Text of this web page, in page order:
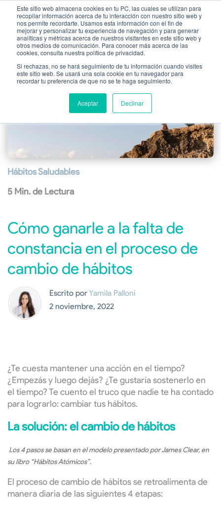
Este sitio web almacena cookies en tu PC, las cuales se utilizan para
recopilar información acerca de tu interacción con nuestro sitio web y
nos permite recordarte. Usamos esta información con el fin de
mejorar y personalizar tu experiencia de navegación y para generar
analíticas y métricas acerca de nuestros visitantes en este sitio web y
otros medios de comunicación. Para conocer más acerca de las
cookies, consulta nuestra política de privacidad.
Si rechazas, no se hará seguimiento de tu información cuando visites
este sitio web. Se usará una sola cookie en tu navegador para
recordar tu preferencia de que no se te haga seguimiento.
Aceptar Declinar
Hábitos Saludables
5 Min. de Lectura
Cómo ganarle a la falta de
constancia en el proceso de
cambio de hábitos
Escrito porYamila Palloni
2 noviembre, 2022
¿Te cuesta mantener una acción en el tiempo?
¿Empezás y luego dejás? ¿Te gustaría sostenerlo en
el tiempo? Te cuento el truco que nadie te ha contado
para lograrlo: cambiar tus hábitos.
La solución: el cambio de hábitos
Los 4 pasos se basan en el modelo presentado por James Clear, en
su libro “Hábitos Atómicos”.
El proceso de cambio de hábitos se retroalimenta de
manera diaria de las siguientes 4 etapas: